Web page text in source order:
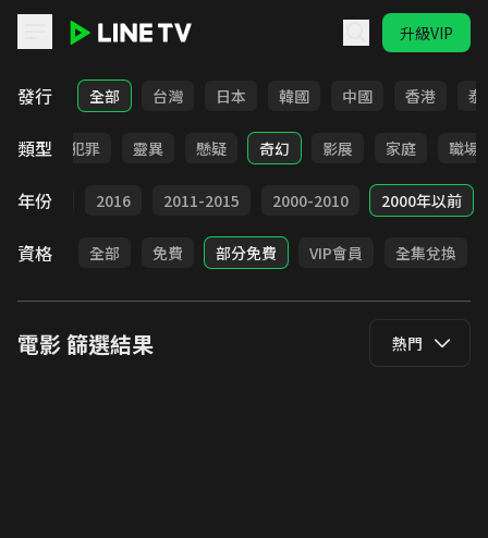
升級VIP
LINE TV - 電影
發行 全部 台灣 日本 韓國 中國 香港 泰
類型
勵志 犯罪 靈異 懸疑 奇幻 影展 家庭 職場
年份
2017 2016 2011-2015 2000-2010 2000年以前
資格 全部 免費 部分免費 VIP會員 全集兌換
電影篩選結果 熱門